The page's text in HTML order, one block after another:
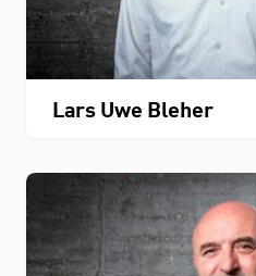
Lars Uwe Bleher